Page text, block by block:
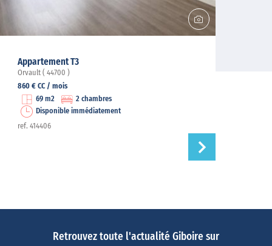
Appartement T3
Orvault ( 44700 )
860 € CC / mois
69 m2
2 chambres
Disponible immédiatement
ref. 414406
Retrouvez toute l'actualité Giboire sur